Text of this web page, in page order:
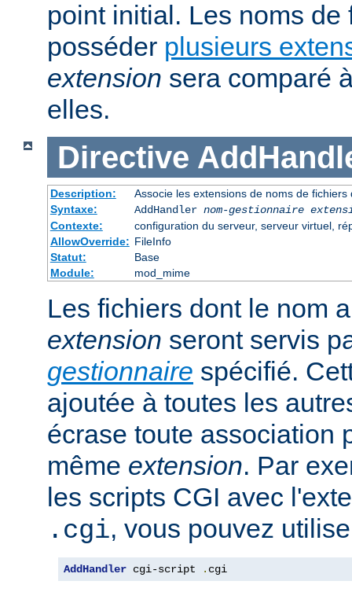
point initial. Les noms de
posséder plusieurs
extension sera comparé
elles.
Directive
Description:
Associe les extensions de noms de
Syntaxe:
AddHandler nom-gestionnaire
Contexte:
configuration du serveur, serveur virtuel,
AllowOverride: FileInfo
Statut:
Base
Module:
mod_mime
Les fichiers dont le nom
extension seront servis
gestionnaire spécifié.
ajoutée à toutes les
écrase toute association
même extension. Par
les scripts CGI avec
.cgi, vous pouvez
AddHandler cgi-script . cgi